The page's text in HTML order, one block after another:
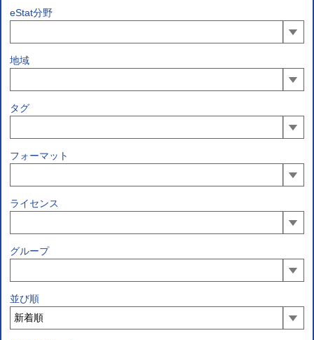
eStat分野
地域
タグ
フォーマット
ライセンス
グループ
並び順